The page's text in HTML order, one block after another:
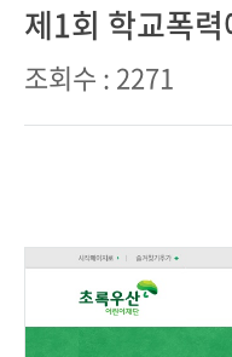
제1회 학교폭
조회수 : 2271